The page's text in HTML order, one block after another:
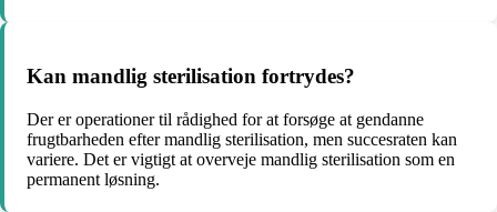
Kan mandlig sterilisation fortrydes?
Der er operationer til rådighed for at forsøge at gendanne
frugtbarheden efter mandlig sterilisation, men succesraten kan
variere. Det er vigtigt at overveje mandlig sterilisation som en
permanent løsning.